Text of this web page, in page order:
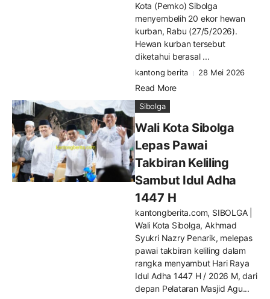
Kota (Pemko) Sibolga
menyembelih 20 ekor hewan
kurban, Rabu (27/5/2026).
Hewan kurban tersebut
diketahui berasal ...
kantong berita 28 Mei 2026
Read More
Sibolga
Wali Kota Sibolga
Lepas Pawai
Takbiran Keliling
Sambut Idul Adha
1447 H
kantongberita.com, SIBOLGA |
Wali Kota Sibolga, Akhmad
Syukri Nazry Penarik, melepas
pawai takbiran keliling dalam
rangka menyambut Hari Raya
Idul Adha 1447 H / 2026 M, dari
depan Pelataran Masjid Agu...